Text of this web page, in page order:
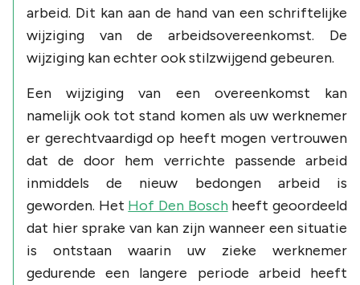
arbeid. Dit kan aan de hand van een schriftelijke
wijziging van de arbeidsovereenkomst. De
wijziging kan echter ook stilzwijgend gebeuren.
Een wijziging van een overeenkomst kan
namelijk ook tot stand komen als uw werknemer
er gerechtvaardigd op heeft mogen vertrouwen
dat de door hem verrichte passende arbeid
inmiddels de nieuw bedongen arbeid is
geworden. Het Hof Den Boschheeft geoordeeld
dat hier sprake van kan zijn wanneer een situatie
is ontstaan waarin uw zieke werknemer
gedurende een langere periode arbeid heeft